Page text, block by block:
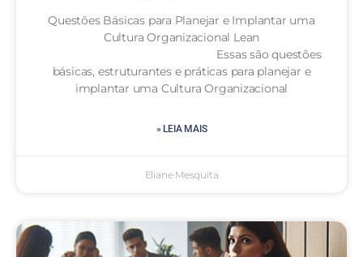
Questões Básicas para Planejar e Implantar uma
Cultura Organizacional Lean
Essas são questões
básicas, estruturantes e práticas para planejar e
implantar uma Cultura Organizacional
» LEIA MAIS
Eliane Mesquita